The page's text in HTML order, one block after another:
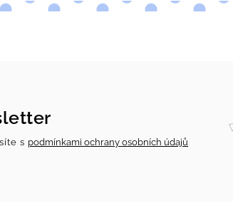
s podmínkami ochrany osobních údajů